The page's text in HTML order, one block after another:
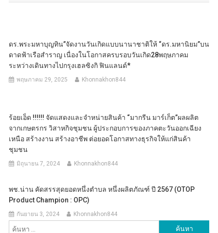
ดร.พระมหาบุญทิน”จัดงานวันเกิดแบบนานาชาติให้ “ดร.มหานิยม”บน
ดาดฟ้าเรือสำราญ เนื่องในโอกาสครบรอบวันเกิด28พฤษภาคม
ระหว่างเดินทางไปกรุงเฮลซิงกิ ฟินแลนด์*
พฤษภาคม 29, 2025 Khonnakhon844
ร้อยเอ็ด !!!!!! จัดแสดงและจำหน่ายสินค้า “มากรีน มาร์เก็ต”ผลผลิต
จากเกษตรกร วิสาหกิจชุมชน ผู้ประกอบการของภาคตะวันออกเฉียง
เหนือ สร้างงาน สร้างอาชีพ ต่อยอดโอกาสทางธุรกิจให้แก่สินค้า
ชุมชน
มิถุนายน 7, 2024 Khonnakhon844
พช.น่าน คัดสรรสุดยอดหนึ่งตำบล หนึ่งผลิตภัณฑ์ ปี 2567 (OTOP
Product Champion : OPC)
กันยายน 3, 2024 Khonnakhon844